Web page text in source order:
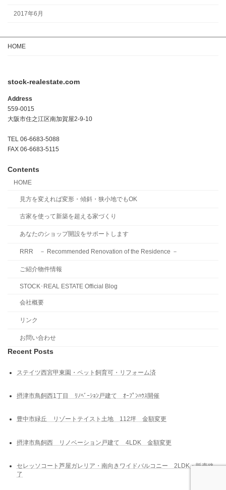
2017年6月
HOME
stock-realestate.com
Address
559-0015
大阪市住之江区南加賀屋2-9-10
TEL 06-6683-5088
FAX 06-6683-5115
Contents
HOME
見方を変えれば変形・傾斜・狭小地でもOK
古家を使って新築を超える家づくり
あなたのショップ開設をサポートします
RRR － Recommended Renovation of the Residence －
ご紹介物件情報
STOCK･REAL ESTATE Official Blog
会社概要
リンク
お問い合わせ
Recent Posts
ステイツ西宮甲東園・ペット飼育可・リフォーム済
摂津市鳥飼西1丁目 ﾘﾉﾍﾞｰｼｮﾝ戸建て ｵｰﾌﾟﾝﾊｳｽ開催
豊中市緑丘 リゾートテイスト土地 112坪 金額変更
摂津市鳥飼西 リノベーション戸建て 4LDK 金額変更
セレッソコート芦屋ガレリア・南向きワイドバルコニー 2LDK・販売終
了